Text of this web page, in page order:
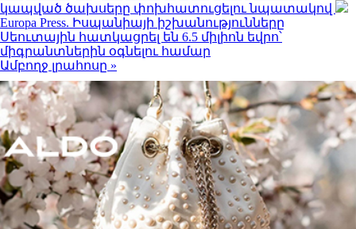
կապված ծախսերը փոխհատուցելու նպատակով
Europa Press. Իսպանիայի իշխանությունները
Սեուտային հատկացրել են 6.5 միլիոն եվրո՝
միգրանտներին օգնելու համար
Ամբողջ լրահոսը »